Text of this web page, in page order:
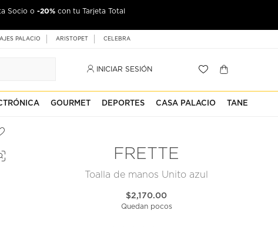
Socio o -20% con tu Tarjeta Total
PALACIO ARISTOPET CELEBRA
INICIAR SESIÓN
GOURMET DEPORTES CASA PALACIO TANE
FRETTE
Toalla de manos Unito azul
$2,170.00
Quedan pocos